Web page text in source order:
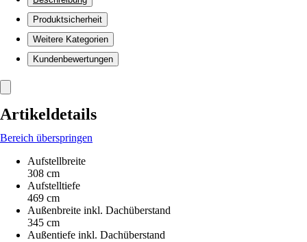
Produktsicherheit
Weitere Kategorien
Kundenbewertungen
Artikeldetails
Bereich überspringen
Aufstellbreite
308 cm
Aufstelltiefe
469 cm
Außenbreite inkl. Dachüberstand
345 cm
Außentiefe inkl. Dachüberstand